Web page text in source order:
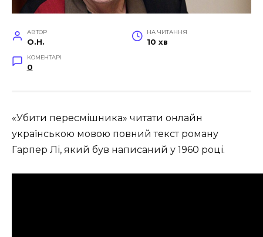
АВТОР
O.H.
НА ЧИТАННЯ
10 хв
КОМЕНТАРІ
0
«Убити пересмішника» читати онлайн
українською мовою повний текст роману
Гарпер Лі, який був написаний у 1960 році.